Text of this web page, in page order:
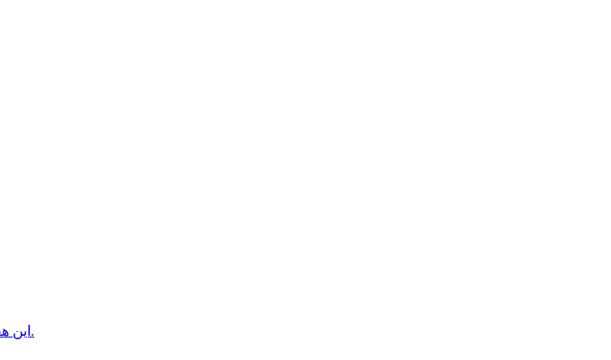
این هفته رویدادهای دیدنی مانند طلوع و غروب ماه کامل، سیاره های شامگاهی و صبحگاهی را خواهیم داشت.